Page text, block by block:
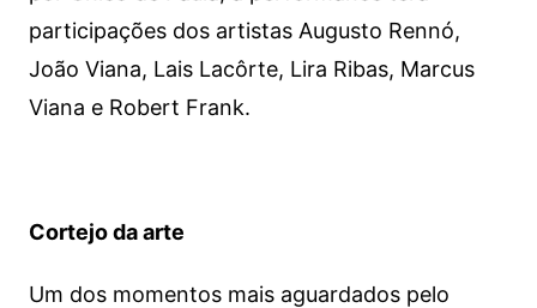
participações dos artistas Augusto Rennó,
João Viana, Lais Lacôrte, Lira Ribas, Marcus
Viana e Robert Frank.
Cortejo da arte
Um dos momentos mais aguardados pelo